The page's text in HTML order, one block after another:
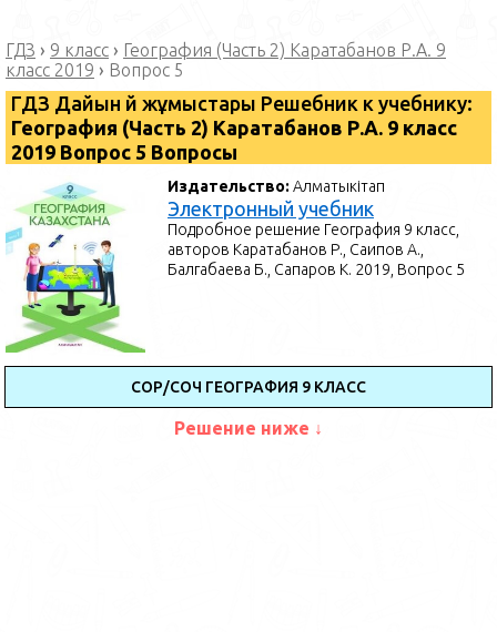
ГДЗ › 9 класс › География (Часть 2) Каратабанов Р.А. 9
класс 2019 › Вопрос 5
ГДЗ Дайын үй жұмыстары Решебник к учебнику:
География (Часть 2) Каратабанов Р.А. 9 класс
2019 Вопрос 5 Вопросы
Издательство:Алматыкітап
Электронный учебник
Подробное решение География 9 класс,
авторов Каратабанов Р., Саипов А.,
Балгабаева Б., Сапаров К. 2019, Вопрос 5
СОР/СОЧ ГЕОГРАФИЯ 9 КЛАСС
Решение ниже ↓